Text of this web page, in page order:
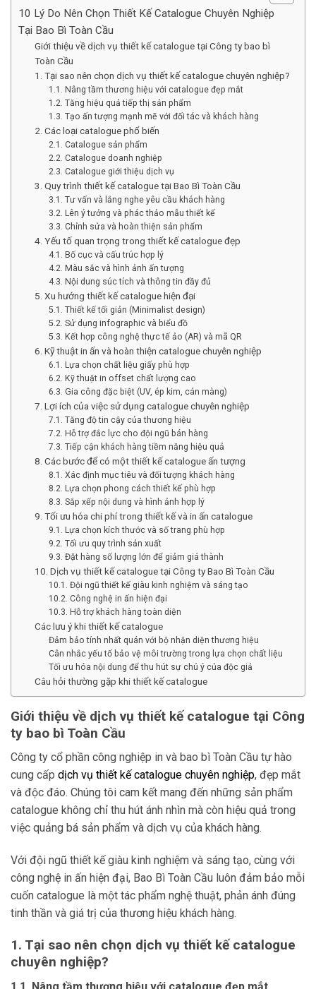
10 Lý Do Nên Chọn Thiết Kế Catalogue Chuyên Nghiệp
Tại Bao Bì Toàn Cầu
Giới thiệu về dịch vụ thiết kế catalogue tại Công ty bao bì
Toàn Cầu
1. Tại sao nên chọn dịch vụ thiết kế catalogue chuyên nghiệp?
1.1. Nâng tầm thương hiệu với catalogue đẹp mắt
1.2. Tăng hiệu quả tiếp thị sản phẩm
1.3. Tạo ấn tượng mạnh mẽ với đối tác và khách hàng
2. Các loại catalogue phổ biến
2.1. Catalogue sản phẩm
2.2. Catalogue doanh nghiệp
2.3. Catalogue giới thiệu dịch vụ
3. Quy trình thiết kế catalogue tại Bao Bì Toàn Cầu
3.1. Tư vấn và lắng nghe yêu cầu khách hàng
3.2. Lên ý tưởng và phác thảo mẫu thiết kế
3.3. Chỉnh sửa và hoàn thiện sản phẩm
4. Yếu tố quan trọng trong thiết kế catalogue đẹp
4.1. Bố cục và cấu trúc hợp lý
4.2. Màu sắc và hình ảnh ấn tượng
4.3. Nội dung súc tích và thông tin đầy đủ
5. Xu hướng thiết kế catalogue hiện đại
5.1. Thiết kế tối giản (Minimalist design)
5.2. Sử dụng infographic và biểu đồ
5.3. Kết hợp công nghệ thực tế ảo (AR) và mã QR
6. Kỹ thuật in ấn và hoàn thiện catalogue chuyên nghiệp
6.1. Lựa chọn chất liệu giấy phù hợp
6.2. Kỹ thuật in offset chất lượng cao
6.3. Gia công đặc biệt (UV, ép kim, cán màng)
7. Lợi ích của việc sử dụng catalogue chuyên nghiệp
7.1. Tăng độ tin cậy của thương hiệu
7.2. Hỗ trợ đắc lực cho đội ngũ bán hàng
7.3. Tiếp cận khách hàng tiềm năng hiệu quả
8. Các bước để có một thiết kế catalogue ấn tượng
8.1. Xác định mục tiêu và đối tượng khách hàng
8.2. Lựa chọn phong cách thiết kế phù hợp
8.3. Sắp xếp nội dung và hình ảnh hợp lý
9. Tối ưu hóa chi phí trong thiết kế và in ấn catalogue
9.1. Lựa chọn kích thước và số trang phù hợp
9.2. Tối ưu quy trình sản xuất
9.3. Đặt hàng số lượng lớn để giảm giá thành
10. Dịch vụ thiết kế catalogue tại Công ty Bao Bì Toàn Cầu
10.1. Đội ngũ thiết kế giàu kinh nghiệm và sáng tạo
10.2. Công nghệ in ấn hiện đại
10.3. Hỗ trợ khách hàng toàn diện
Các lưu ý khi thiết kế catalogue
Đảm bảo tính nhất quán với bộ nhận diện thương hiệu
Cân nhắc yếu tố bảo vệ môi trường trong lựa chọn chất liệu
Tối ưu hóa nội dung để thu hút sự chú ý của độc giả
Câu hỏi thường gặp khi thiết kế catalogue
Giới thiệu về dịch vụ thiết kế catalogue tại Công
ty bao bì Toàn Cầu
Công ty cổ phần công nghiệp in và bao bì Toàn Cầu tự hào
cung cấp dịch vụ thiết kế catalogue chuyên nghiệp, đẹp mắt
và độc đáo. Chúng tôi cam kết mang đến những sản phẩm
catalogue không chỉ thu hút ánh nhìn mà còn hiệu quả trong
việc quảng bá sản phẩm và dịch vụ của khách hàng.
Với đội ngũ thiết kế giàu kinh nghiệm và sáng tạo, cùng với
công nghệ in ấn hiện đại, Bao Bì Toàn Cầu luôn đảm bảo mỗi
cuốn catalogue là một tác phẩm nghệ thuật, phản ánh đúng
tinh thần và giá trị của thương hiệu khách hàng.
1. Tại sao nên chọn dịch vụ thiết kế catalogue
chuyên nghiệp?
1.1. Nâng tầm thương hiệu với catalogue đẹp mắt